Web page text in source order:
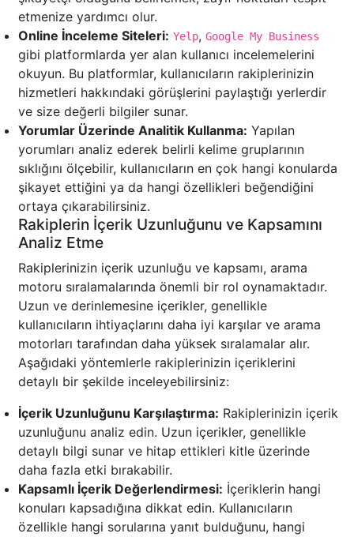
etmenize yardımcı olur.
Online İnceleme Siteleri: Yelp, Google My Business
gibi platformlarda yer alan kullanıcı incelemelerini
okuyun. Bu platformlar, kullanıcıların rakiplerinizin
hizmetleri hakkındaki görüşlerini paylaştığı yerlerdir
ve size değerli bilgiler sunar.
Yorumlar Üzerinde Analitik Kullanma: Yapılan
yorumları analiz ederek belirli kelime gruplarının
sıklığını ölçebilir, kullanıcıların en çok hangi konularda
şikayet ettiğini ya da hangi özellikleri beğendiğini
ortaya çıkarabilirsiniz.
Rakiplerin İçerik Uzunluğunu ve Kapsamını
Analiz Etme
Rakiplerinizin içerik uzunluğu ve kapsamı, arama
motoru sıralamalarında önemli bir rol oynamaktadır.
Uzun ve derinlemesine içerikler, genellikle
kullanıcıların ihtiyaçlarını daha iyi karşılar ve arama
motorları tarafından daha yüksek sıralamalar alır.
Aşağıdaki yöntemlerle rakiplerinizin içeriklerini
detaylı bir şekilde inceleyebilirsiniz:
İçerik Uzunluğunu Karşılaştırma: Rakiplerinizin içerik
uzunluğunu analiz edin. Uzun içerikler, genellikle
detaylı bilgi sunar ve hitap ettikleri kitle üzerinde
daha fazla etki bırakabilir.
Kapsamlı İçerik Değerlendirmesi: İçeriklerin hangi
konuları kapsadığına dikkat edin. Kullanıcıların
özellikle hangi sorularına yanıt bulduğunu, hangi